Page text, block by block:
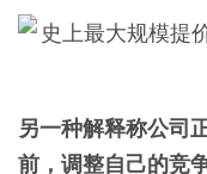
另一种解释称公司
前，调整自己的竞